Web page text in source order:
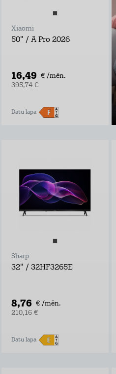
Xiaomi
50" / A Pro 2026
16,49 € /mēn.
395,74 €
Datu lapa
Sharp
32" / 32HF3265E
8,76 € /mēn.
210,16 €
Datu lapa